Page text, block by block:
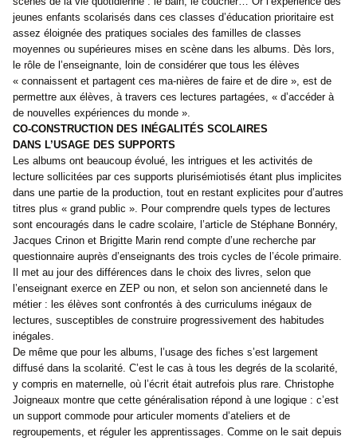
jeunes enfants scolarisés dans ces classes d’éducation prioritaire est
assez éloignée des pratiques sociales des familles de classes
moyennes ou supérieures mises en scène dans les albums. Dès lors,
le rôle de l’enseignante, loin de considérer que tous les élèves
« connaissent et partagent ces ma-nières de faire et de dire », est de
permettre aux élèves, à travers ces lectures partagées, « d’accéder à
de nouvelles expériences du monde ».
CO-CONSTRUCTION DES INÉGALITÉS SCOLAIRES
DANS L’USAGE DES SUPPORTS
Les albums ont beaucoup évolué, les intrigues et les activités de
lecture sollicitées par ces supports plurisémiotisés étant plus implicites
dans une partie de la production, tout en restant explicites pour d’autres
titres plus « grand public ». Pour comprendre quels types de lectures
sont encouragés dans le cadre scolaire, l’article de Stéphane Bonnéry,
Jacques Crinon et Brigitte Marin rend compte d’une recherche par
questionnaire auprès d’enseignants des trois cycles de l’école primaire.
Il met au jour des différences dans le choix des livres, selon que
l’enseignant exerce en ZEP ou non, et selon son ancienneté dans le
métier : les élèves sont confrontés à des curriculums inégaux de
lectures, susceptibles de construire progressivement des habitudes
inégales.
De même que pour les albums, l’usage des fiches s’est largement
diffusé dans la scolarité. C’est le cas à tous les degrés de la scolarité,
y compris en maternelle, où l’écrit était autrefois plus rare. Christophe
Joigneaux montre que cette généralisation répond à une logique : c’est
un support commode pour articuler moments d’ateliers et de
regroupements, et réguler les apprentissages. Comme on le sait depuis